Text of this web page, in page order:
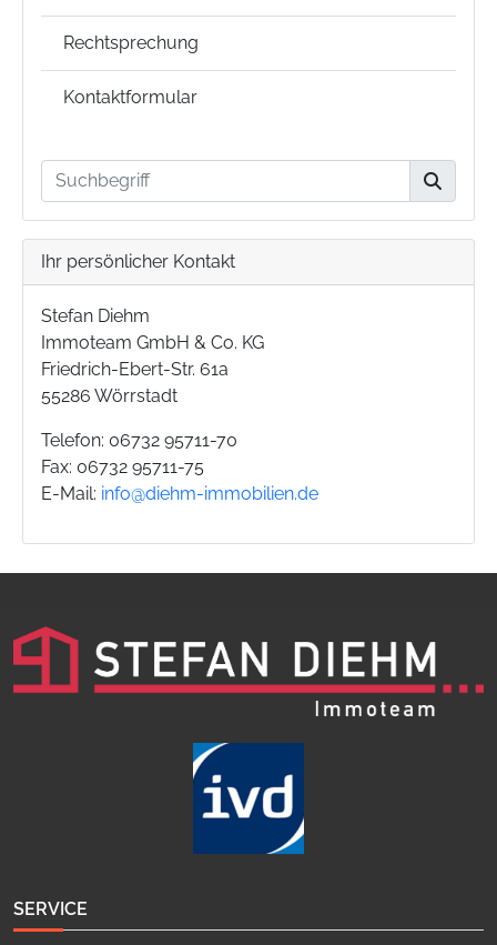
Rechtsprechung
Kontaktformular
Ihr persönlicher Kontakt
Stefan Diehm
Immoteam GmbH & Co. KG
Friedrich-Ebert-Str. 61a
55286 Wörrstadt
Telefon: 06732 95711-70
Fax: 06732 95711-75
E-Mail: info@diehm-immobilien.de
SERVICE